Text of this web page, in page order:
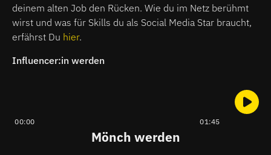
deinem alten Job den Rücken. Wie du im Netz berühmt
wirst und was für Skills du als Social Media Star braucht,
erfährst Du hier.
Influencer:in werden
00:00 01:45
Mönch werden